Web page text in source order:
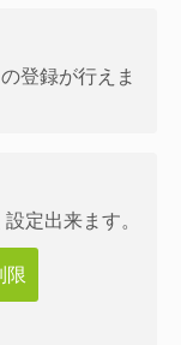
登録が行えま
定出来ます。
限